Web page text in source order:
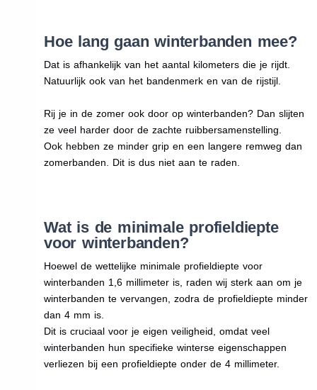
Hoe lang gaan winterbanden mee?
Dat is afhankelijk van het aantal kilometers die je rijdt.
Natuurlijk ook van het bandenmerk en van de rijstijl.
Rij je in de zomer ook door op winterbanden? Dan slijten
ze veel harder door de zachte ruibbersamenstelling.
Ook hebben ze minder grip en een langere remweg dan
zomerbanden. Dit is dus niet aan te raden.
Wat is de minimale profieldiepte
voor winterbanden?
Hoewel de wettelijke minimale profieldiepte voor
winterbanden 1,6 millimeter is, raden wij sterk aan om je
winterbanden te vervangen, zodra de profieldiepte minder
dan 4 mm is.
Dit is cruciaal voor je eigen veiligheid, omdat veel
winterbanden hun specifieke winterse eigenschappen
verliezen bij een profieldiepte onder de 4 millimeter.